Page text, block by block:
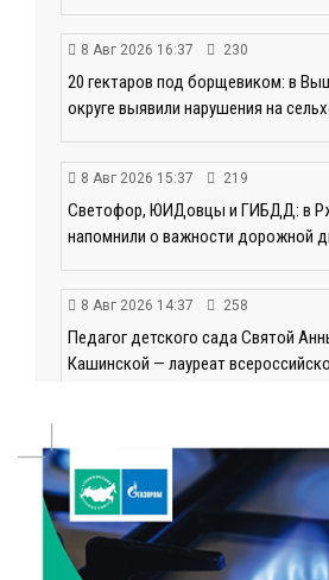
8 Авг 2026 16:37 230
20 гектаров под борщевиком: в
округе выявили нарушения на
8 Авг 2026 15:37 219
Светофор, ЮИДовцы и ГИБДД: в
напомнили о важности дорожной
8 Авг 2026 14:37 258
Педагог детского сада Святой
Кашинской — лауреат
Тверские экологи сняли на видео
8 Авг 2026 14:14 286
Виталий Королев запустил